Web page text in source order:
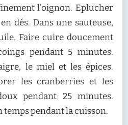
l’oignon. Eplucher
dés. Dans une sauteuse,
Faire cuire doucement
pendant 5 minutes.
le miel et les épices.
les cranberries et les
pendant 25 minutes.
temps pendant la cuisson.